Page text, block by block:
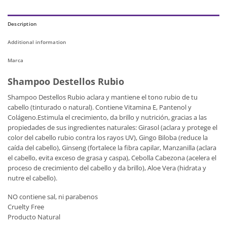
Description
Additional information
Marca
Shampoo Destellos Rubio
Shampoo Destellos Rubio aclara y mantiene el tono rubio de tu
cabello (tinturado o natural). Contiene Vitamina E, Pantenol y
Colágeno.Estimula el crecimiento, da brillo y nutrición, gracias a las
propiedades de sus ingredientes naturales: Girasol (aclara y protege el
color del cabello rubio contra los rayos UV), Gingo Biloba (reduce la
caída del cabello), Ginseng (fortalece la fibra capilar, Manzanilla (aclara
el cabello, evita exceso de grasa y caspa), Cebolla Cabezona (acelera el
proceso de crecimiento del cabello y da brillo), Aloe Vera (hidrata y
nutre el cabello).
NO contiene sal, ni parabenos
Cruelty Free
Producto Natural